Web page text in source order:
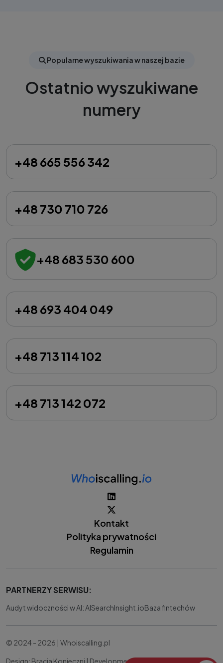
Popularne wyszukiwania w naszej bazie
Ostatnio wyszukiwane
numery
+48 665 556 342
+48 730 710 726
+48 683 530 600
+48 693 404 049
+48 713 114 102
+48 713 142 072
Kontakt
Polityka prywatności
Regulamin
PARTNERZY SERWISU:
Audyt widoczności w AI: AISearchInsight.ioBaza fintechów
© 2024 - 2026 | Whoiscalling.pl
Design: Bracia Konieczni | Development: